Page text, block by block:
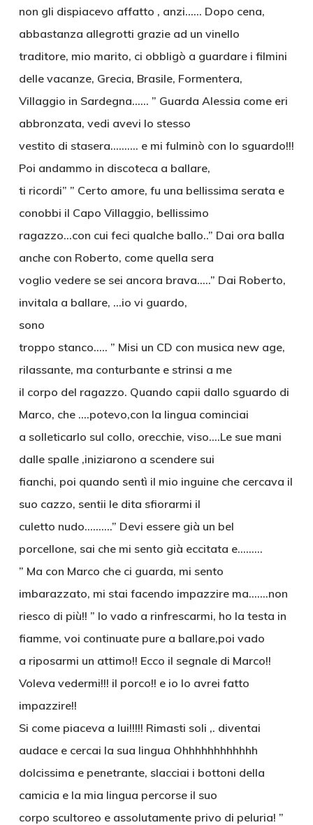
non gli dispiacevo affatto , anzi…… Dopo cena,
abbastanza allegrotti grazie ad un vinello
traditore, mio marito, ci obbligò a guardare i filmini
delle vacanze, Grecia, Brasile, Formentera,
Villaggio in Sardegna…… ” Guarda Alessia come eri
abbronzata, vedi avevi lo stesso
vestito di stasera………. e mi fulminò con lo sguardo!!!
Poi andammo in discoteca a ballare,
ti ricordi” ” Certo amore, fu una bellissima serata e
conobbi il Capo Villaggio, bellissimo
ragazzo…con cui feci qualche ballo..” Dai ora balla
anche con Roberto, come quella sera
voglio vedere se sei ancora brava…..” Dai Roberto,
invitala a ballare, …io vi guardo,
sono
troppo stanco….. ” Misi un CD con musica new age,
rilassante, ma conturbante e strinsi a me
il corpo del ragazzo. Quando capii dallo sguardo di
Marco, che ….potevo,con la lingua cominciai
a solleticarlo sul collo, orecchie, viso….Le sue mani
dalle spalle ,iniziarono a scendere sui
fianchi, poi quando sentì il mio inguine che cercava il
suo cazzo, sentii le dita sfiorarmi il
culetto nudo……….” Devi essere già un bel
porcellone, sai che mi sento già eccitata e………
” Ma con Marco che ci guarda, mi sento
imbarazzato, mi stai facendo impazzire ma…….non
riesco di più!! ” Io vado a rinfrescarmi, ho la testa in
fiamme, voi continuate pure a ballare,poi vado
a riposarmi un attimo!! Ecco il segnale di Marco!!
Voleva vedermi!!! il porco!! e io lo avrei fatto
impazzire!!
Si come piaceva a lui!!!!! Rimasti soli ,. diventai
audace e cercai la sua lingua Ohhhhhhhhhhhh
dolcissima e penetrante, slacciai i bottoni della
camicia e la mia lingua percorse il suo
corpo scultoreo e assolutamente privo di peluria! ”